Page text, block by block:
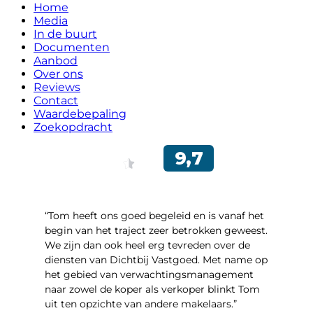
Home
Media
In de buurt
Documenten
Aanbod
Over ons
Reviews
Contact
Waardebepaling
Zoekopdracht
“Tom heeft ons goed begeleid en is vanaf het
begin van het traject zeer betrokken geweest.
We zijn dan ook heel erg tevreden over de
diensten van Dichtbij Vastgoed. Met name op
het gebied van verwachtingsmanagement
naar zowel de koper als verkoper blinkt Tom
uit ten opzichte van andere makelaars.”